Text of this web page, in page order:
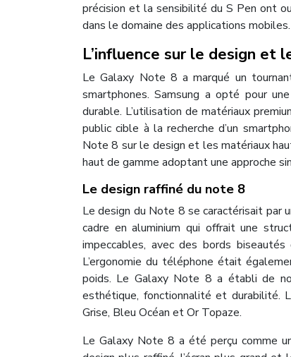
précision et la sensibilité du S Pen ont
dans le domaine des applications mobiles.
L’influence sur le design et
Le Galaxy Note 8 a marqué un
smartphones. Samsung a opté pour
durable. L’utilisation de matériaux
public cible à la recherche d’un
Note 8 sur le design et les matériaux
haut de gamme adoptant une approche
Le design raffiné du note 8
Le design du Note 8 se caractérisait par
cadre en aluminium qui offrait une
impeccables, avec des bords
L’ergonomie du téléphone était
poids. Le Galaxy Note 8 a établi de
esthétique, fonctionnalité et durabilité.
Grise, Bleu Océan et Or Topaze.
Le Galaxy Note 8 a été perçu comme